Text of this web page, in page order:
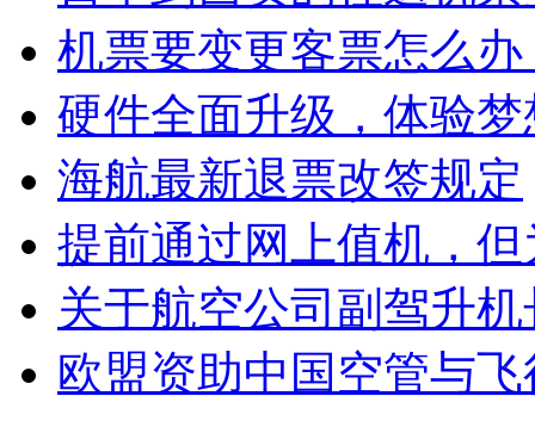
机票要变更客票怎么
硬件全面升级，体验
海航最新退票改签规定
提前通过网上值机，
关于航空公司副驾升
欧盟资助中国空管与